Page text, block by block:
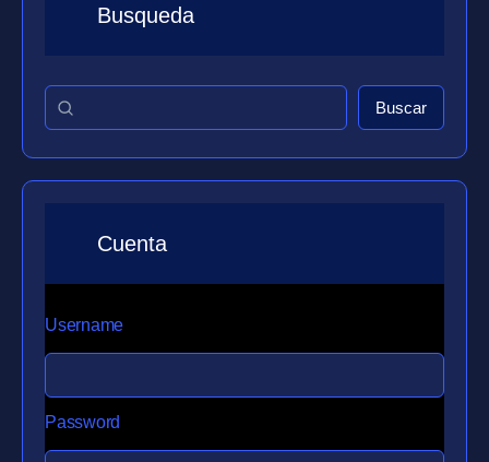
Busqueda
Buscar
Cuenta
Username
Password